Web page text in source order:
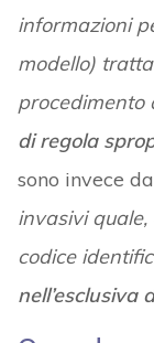
informazioni
modello)
procedimento
di regola
sono invece
invasivi
codice
nell’esclusiva